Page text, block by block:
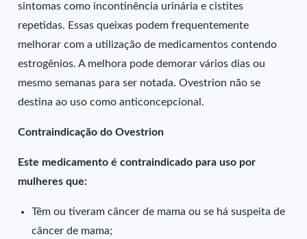
sintomas como incontinência urinária e cistites
repetidas. Essas queixas podem frequentemente
melhorar com a utilização de medicamentos contendo
estrogênios. A melhora pode demorar vários dias ou
mesmo semanas para ser notada. Ovestrion não se
destina ao uso como anticoncepcional.
Contraindicação do Ovestrion
Este medicamento é contraindicado para uso por
mulheres que:
Têm ou tiveram câncer de mama ou se há suspeita de
câncer de mama;